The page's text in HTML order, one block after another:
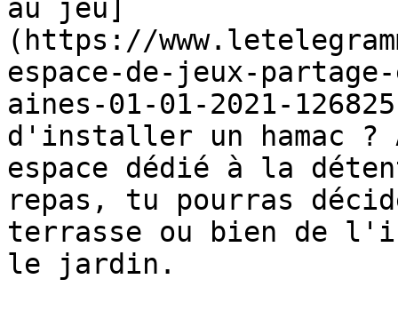
au jeu]
(https://
espace-de-jeux-
aines-01-01-2021-
d'installer un hamac ?
espace dédié à la
repas, tu pourras
terrasse ou bien de
le jardin.